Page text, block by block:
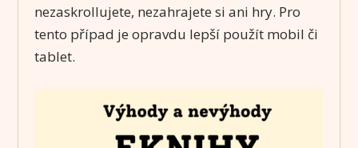
nezaskrollujete, nezahrajete si ani hry. Pro
tento případ je opravdu lepší použít mobil či
tablet.